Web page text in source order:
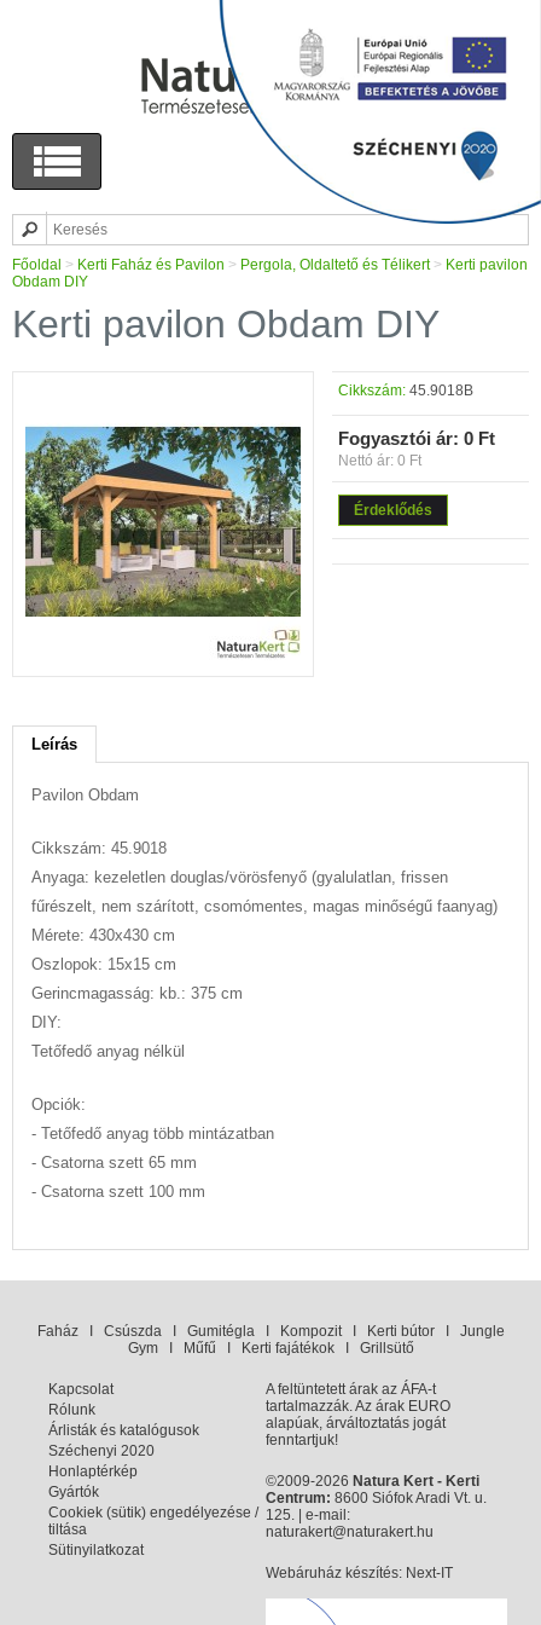
Főoldal > Kerti Faház és Pavilon > Pergola, Oldaltető és Télikert> Kerti pavilon
Obdam DIY
Kerti pavilon Obdam DIY
Cikkszám: 45.9018B
Fogyasztói ár: 0 Ft
Nettó ár: 0 Ft
Érdeklődés
Leírás
Pavilon Obdam
Cikkszám: 45.9018
Anyaga: kezeletlen douglas/vörösfenyő (gyalulatlan, frissen
fűrészelt, nem szárított, csomómentes, magas minőségű faanyag)
Mérete: 430x430 cm
Oszlopok: 15x15 cm
Gerincmagasság: kb.: 375 cm
DIY:
Tetőfedő anyag nélkül
Opciók:
- Tetőfedő anyag több mintázatban
- Csatorna szett 65 mm
- Csatorna szett 100 mm
FaházI CsúszdaI GumitéglaI KompozitI Kerti bútorI Jungle
GymI Műfű Kerti fajátékokI Grillsütő
Kapcsolat
Rólunk
Árlisták és katalógusok
Széchenyi 2020
Honlaptérkép
Gyártók
Cookiek (sütik) engedélyezése /
tiltása
Sütinyilatkozat
A feltüntetett árak az ÁFA-t
tartalmazzák. Az árak EURO
alapúak, árváltoztatás jogát
fenntartjuk!
©2009-2026 Natura Kert - Kerti
Centrum: 8600 Siófok Aradi Vt. u.
125. | e-mail:
naturakert@naturakert.hu
Webáruház készítés: Next-IT